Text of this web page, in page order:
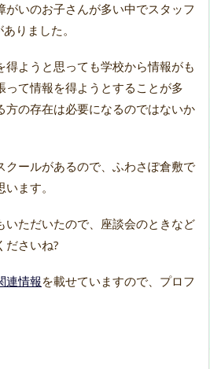
がいのお子さんが多い中でスタッフ
りました。
ようと思っても学校から情報がも
って情報を得ようとすることが多
方の存在は必要になるのではないか
クールがあるので、ふわさぽ倉敷で
ます。
いただいたので、座談会のときなど
ださいね?
連情報を載せていますので、プロフ